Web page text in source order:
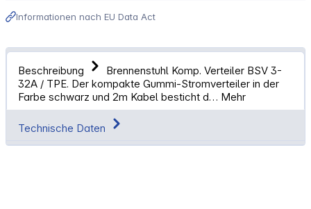
Informationen nach EU Data Act
Beschreibung
Brennenstuhl Komp. Verteiler BSV 3-
32A / TPE. Der kompakte Gummi-Stromverteiler in der
Farbe schwarz und 2m Kabel besticht d… Mehr
Technische Daten